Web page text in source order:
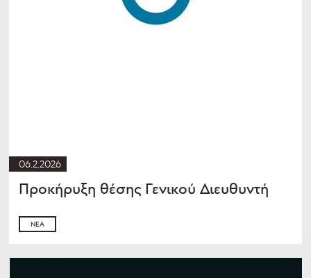
06.2.2026
Προκήρυξη θέσης Γενικού Διευθυντή
ΝΈΑ